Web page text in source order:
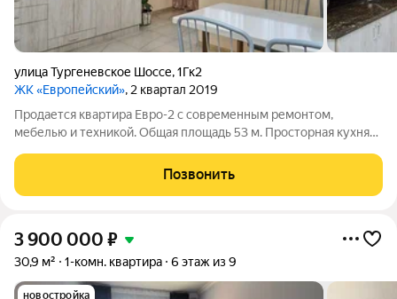
улица Тургеневское Шоссе,1Гк2
ЖК «Европейский», 2 квартал 2019
Продается квартира Евро-2 с современным ремонтом,
мебелью и техникой. Общая площадь 53 м. Просторная кухня
стол, барная стойка и подоконники из кварца. - Два
кондиционера. - Отдельная зона
Позвонить
3 900 000 ₽
30,9 м² 1-комн. квартира 6 этаж из 9
новостройка